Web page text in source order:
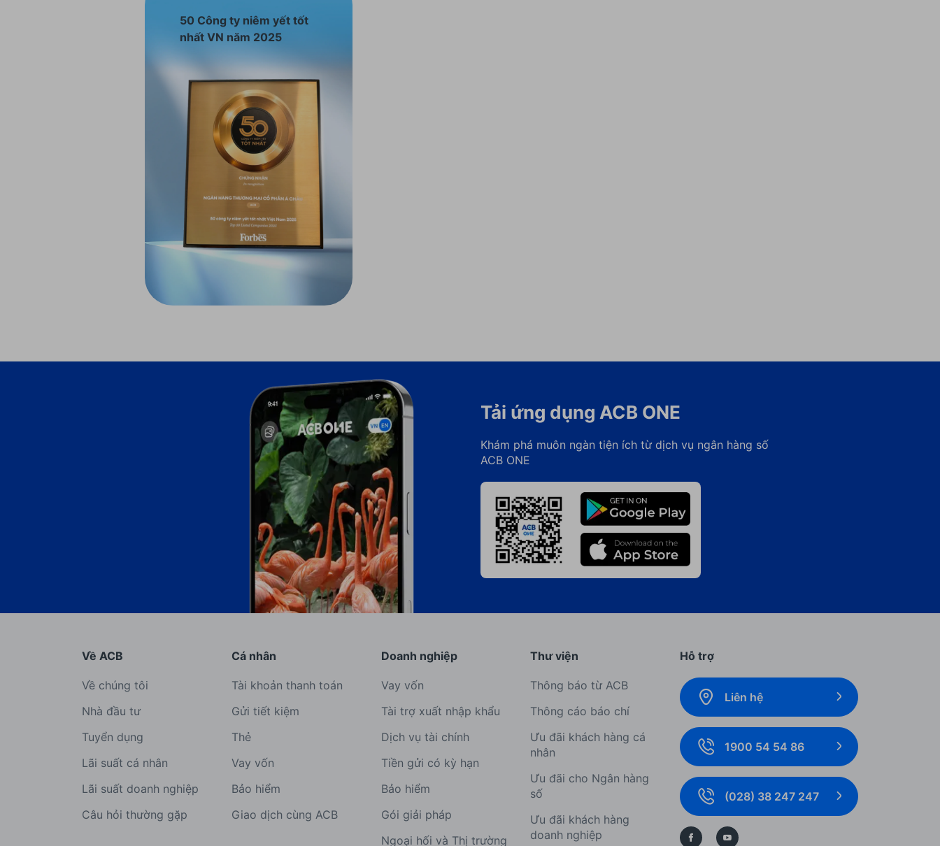
50 Công ty niêm yết tốt
nhất VN năm 2025
Tải ứng dụng ACB ONE
Khám phá muôn ngàn tiện ích từ dịch vụ ngân hàng số
ACB ONE
Về ACB
Về chúng tôi
Nhà đầu tư
Tuyển dụng
Lãi suất cá nhân
Lãi suất doanh nghiệp
Câu hỏi thường gặp
Cá nhân
Tài khoản thanh toán
Gửi tiết kiệm
Thẻ
Vay vốn
Bảo hiểm
Giao dịch cùng ACB
Doanh nghiệp
Vay vốn
Tài trợ xuất nhập khẩu
Dịch vụ tài chính
Tiền gửi có kỳ hạn
Bảo hiểm
Gói giải pháp
Ngoại hối và Thị trường
Thư viện
Thông báo từ ACB
Thông cáo báo chí
Ưu đãi khách hàng cá
nhân
Ưu đãi cho Ngân hàng
số
Ưu đãi khách hàng
doanh nghiệp
Hỗ trợ
Liên hệ
1900 54 54 86
(028) 38 247 247